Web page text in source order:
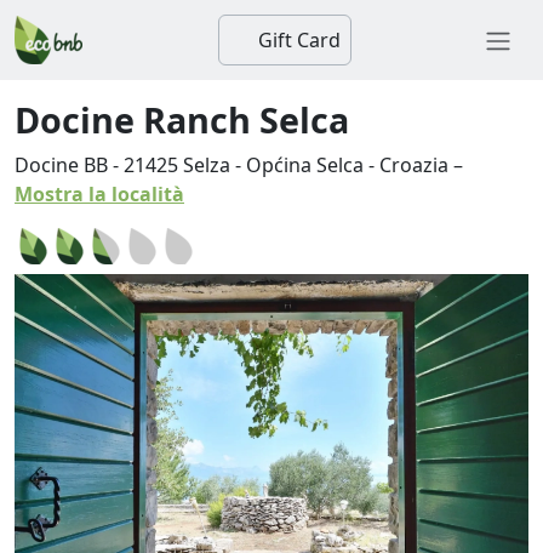
Gift Card
Docine Ranch Selca
Docine BB-21425Selza - Općina Selca - Croazia –
Mostra la località